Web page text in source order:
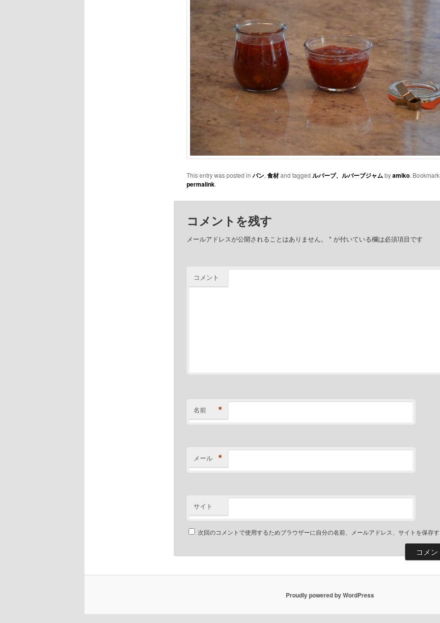
This entry was posted in パン,食材and tagged ルバーブ、ルバーブジャムbyamiko.
permalink.
コメントを残す
メールアドレスが公開されることはありません。 *が付いている欄は必須項目です
コメント
名前 *
メール *
サイト
次回のコメントで使用するためブラウザーに自分の名前、メールアドレス、サイトを保存
Proudly powered by WordPress